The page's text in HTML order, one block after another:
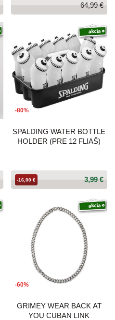
64,99 €
-80%
SPALDING WATER BOTTLE
HOLDER (PRE 12 FLIAŠ)
3,99 €
-16,00 €
-60%
GRIMEY WEAR BACK AT
YOU CUBAN LINK